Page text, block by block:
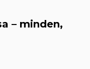
– minden,